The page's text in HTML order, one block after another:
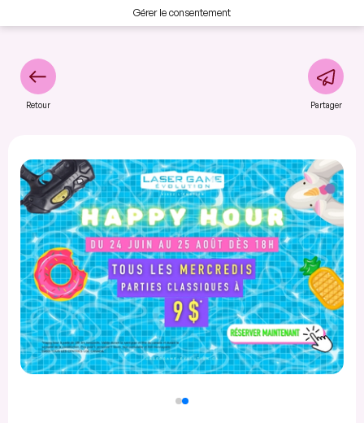
Gérer le consentement
Retour Partager